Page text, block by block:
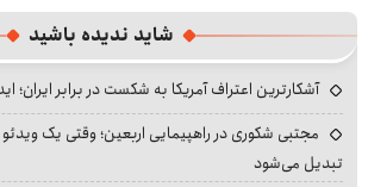
شاید ندیده باشید
آشکارترین اعتراف آمریکا به شکست در برابر ایران؛
مجتبی شکوری در راهپیمایی اربعین؛ وقتی یک ویدئو
تبدیل می‌شود